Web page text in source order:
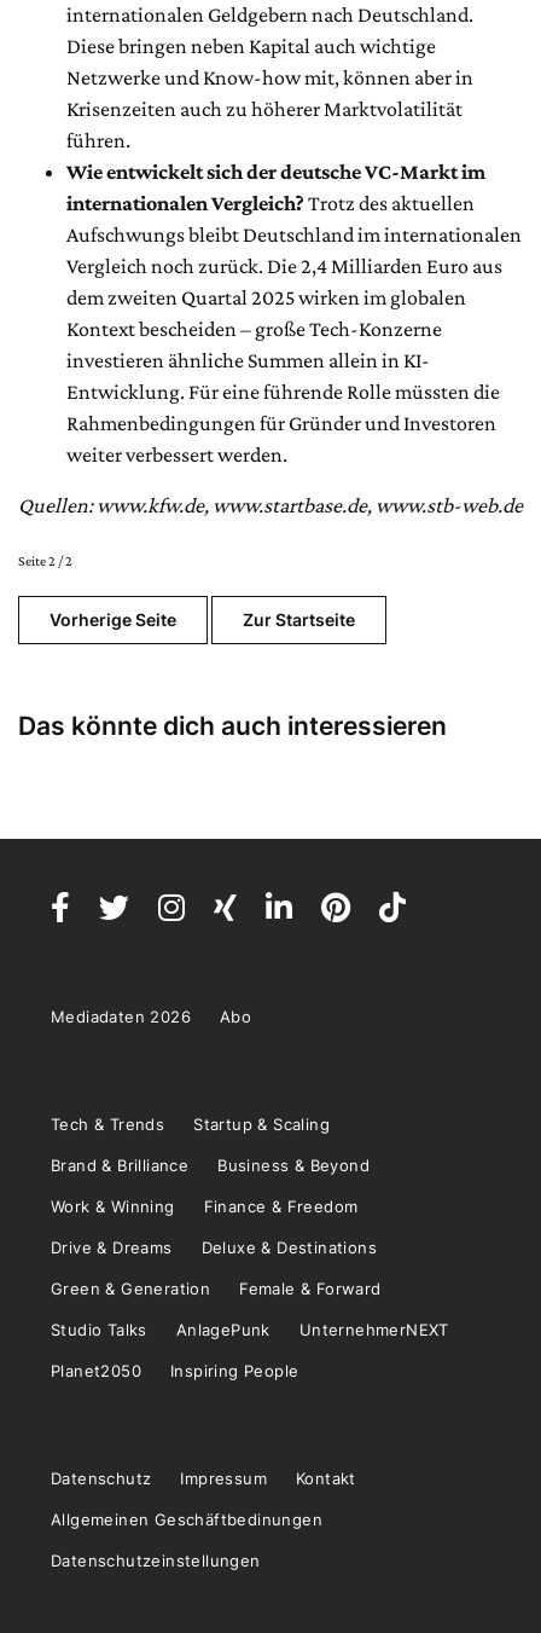
internationalen Geldgebern nach Deutschland.
Diese bringen neben Kapital auch wichtige
Netzwerke und Know-how mit, können aber in
Krisenzeiten auch zu höherer Marktvolatilität
führen.
Wie entwickelt sich der deutsche VC-Markt im
internationalen Vergleich? Trotz des aktuellen
Aufschwungs bleibt Deutschland im internationalen
Vergleich noch zurück. Die 2,4 Milliarden Euro aus
dem zweiten Quartal 2025 wirken im globalen
Kontext bescheiden – große Tech-Konzerne
investieren ähnliche Summen allein in KI-
Entwicklung. Für eine führende Rolle müssten die
Rahmenbedingungen für Gründer und Investoren
weiter verbessert werden.
Quellen: www.kfw.de, www.startbase.de, www.stb-web.de
Seite 2 / 2
Vorherige Seite Zur Startseite
Das könnte dich auch interessieren
Mediadaten 2026 Abo
Tech & Trends Startup & Scaling
Brand & Brilliance Business & Beyond
Work & Winning Finance & Freedom
Drive & Dreams Deluxe & Destinations
Green & Generation Female & Forward
Studio Talks AnlagePunk UnternehmerNEXT
Planet2050 Inspiring People
Datenschutz Impressum Kontakt
Allgemeinen Geschäftbedinungen
Datenschutzeinstellungen